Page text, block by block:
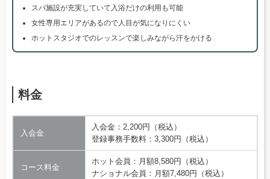
スパ施設が充実していて入浴だけの利用も可能
女性専用エリアがあるので人目が気になりにくい
ホットスタジオでのレッスンで楽しみながら汗をかける
料金
入会金
入会金：2,200円（税込）
登録事務手数料：3,300円（税込）
コース料金
ホット会員：月額8,580円（税込）
ナショナル会員：月額7,480円（税込）